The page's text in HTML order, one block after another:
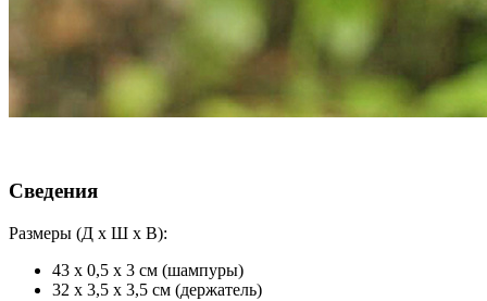
Сведения
Размеры (Д х Ш х В):
43 х 0,5 х 3 см (шампуры)
32 х 3,5 х 3,5 см (держатель)